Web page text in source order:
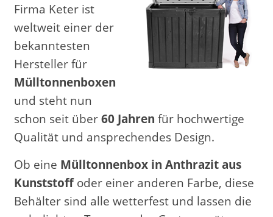
Firma Keter ist
weltweit einer der
bekanntesten
Hersteller für
Mülltonnenboxen
und steht nun
schon seit über60 Jahren für hochwertige
Qualität und ansprechendes Design.
Ob eine Mülltonnenbox in Anthrazit aus
Kunststoffoder einer anderen Farbe, diese
Behälter sind alle wetterfest und lassen die